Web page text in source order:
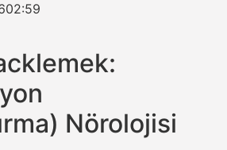
02:59
Nörolojisi